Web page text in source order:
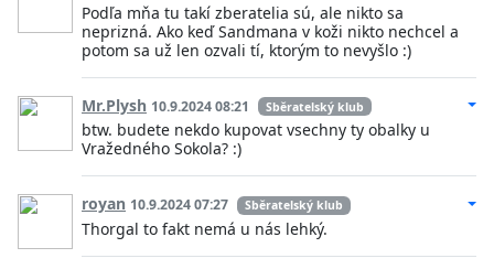
Podľa mňa tu takí zberatelia sú, ale nikto sa
neprizná. Ako keď Sandmana v koži nikto nechcel a
potom sa už len ozvali tí, ktorým to nevyšlo :)
Mr.Plysh 10.9.2024 08:21 Sběratelský klub
btw. budete nekdo kupovat vsechny ty obalky u
Vražedného Sokola? :)
royan 10.9.2024 07:27 Sběratelský klub
Thorgal to fakt nemá u nás lehký.